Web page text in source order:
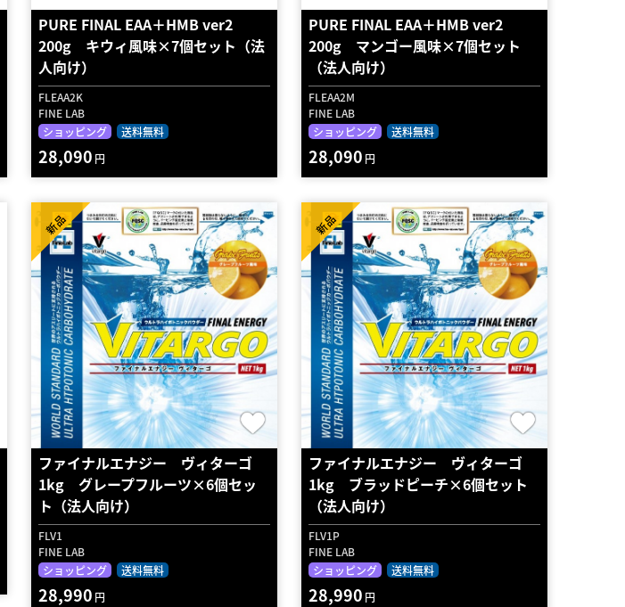
PURE FINAL EAA＋HMB ver2
200g キウィ風味×7個セット（法
人向け）
FLEAA2K
FINE LAB
ショッピング
送料無料
28,090 円
PURE FINAL EAA＋HMB ver2
200g マンゴー風味×7個セット
（法人向け）
FLEAA2M
FINE LAB
ショッピング
送料無料
28,090 円
ファイナルエナジー ヴィターゴ
1kg グレープフルーツ×6個セッ
ト（法人向け）
FLV1
FINE LAB
ショッピング
送料無料
新品
28,990 円
ファイナルエナジー ヴィターゴ
1kg ブラッドピーチ×6個セット
（法人向け）
FLV1P
FINE LAB
ショッピング
送料無料
新品
28,990 円